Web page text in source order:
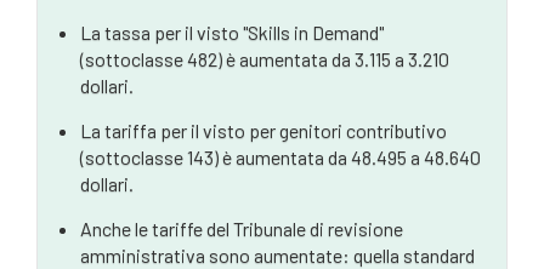
La tassa per il visto "Skills in Demand"
(sottoclasse 482) è aumentata da 3.115 a 3.210
dollari.
La tariffa per il visto per genitori contributivo
(sottoclasse 143) è aumentata da 48.495 a 48.640
dollari.
Anche le tariffe del Tribunale di revisione
amministrativa sono aumentate: quella standard